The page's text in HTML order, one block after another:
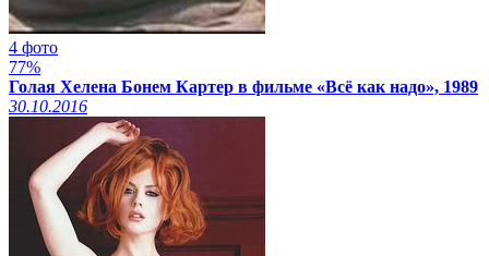
4 фото
77%
Голая Хелена Бонем Картер в фильме «Всё как надо», 1989
30.10.2016